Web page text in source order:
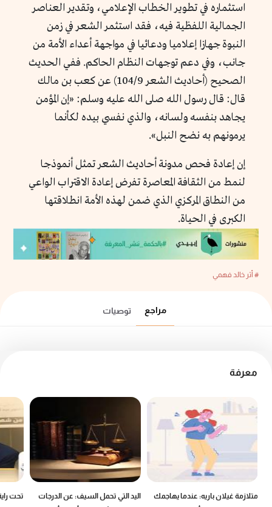
استثماره في تطوير الخطاب الإعلامي، وتقدير العناصر
الجمالية اللفظية فيه، فقد استثمر الشعر في زمن
النبوة جهازا إعلاميا ودعائيا في مواجهة أعداء الأمة من
جانب، وفي دعم توجهات النظام الحاكم. ففي الحديث
الصحيح (أحاديث الشعر 104/9) عن كعب بن مالك
قال: قال رسول الله صلى الله عليه وسلم: «إن المؤمن
يجاهد بنفسه ولسانه، والذي نفسي بيده لكأنما
يرمونهم به نضح النبل».
إن إعادة فحص مدونة أحاديث الشعر تمثل أنموذجا
لنمط من الثقافة المعاصرة تفرض إعادة الاقتراب الواعي
من النطاق المركزي الذي ضمن لهذه الأمة انطلاقتها
الكبرى في الحياة.
# أثر خالد فهمي
مراجع توصيات
معرفة
متلازمة غيلان باريه: عندما يهاجمك
اليد التي تحمل السيف: عن الدرجات
تحت